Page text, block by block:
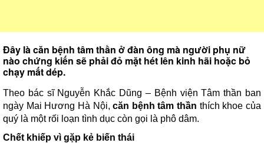
Đây là căn bệnh tâm thần ở đàn ông mà người phụ nữ
nào chứng kiến sẽ phải đỏ mặt hét lên kinh hãi hoặc bỏ
chạy mất dép.
Theo bác sĩ Nguyễn Khắc Dũng – Bệnh viện Tâm thần ban
ngày Mai Hương Hà Nội,căn bệnh tâm thần thích khoe của
quý là một rối loạn tình dục còn gọi là phô dâm.
Chết khiếp vì gặp kẻ biến thái